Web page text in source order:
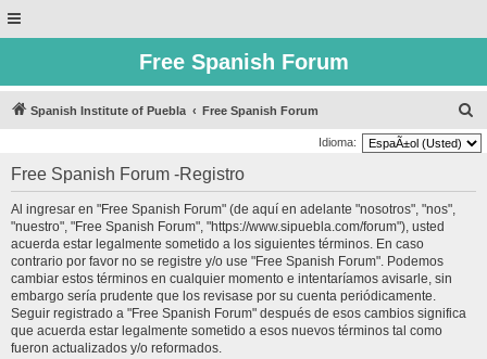
Free Spanish Forum
Spanish Institute of Puebla Free Spanish Forum
u
Idioma:
Free Spanish Forum -Registro
Al ingresar en "Free Spanish Forum" (de aquí en adelante "nosotros", "nos",
"nuestro", "Free Spanish Forum", "https://www.sipuebla.com/forum"), usted
acuerda estar legalmente sometido a los siguientes términos. En caso
contrario por favor no se registre y/o use "Free Spanish Forum". Podemos
cambiar estos términos en cualquier momento e intentaríamos avisarle, sin
embargo sería prudente que los revisase por su cuenta periódicamente.
Seguir registrado a "Free Spanish Forum" después de esos cambios significa
que acuerda estar legalmente sometido a esos nuevos términos tal como
fueron actualizados y/o reformados.